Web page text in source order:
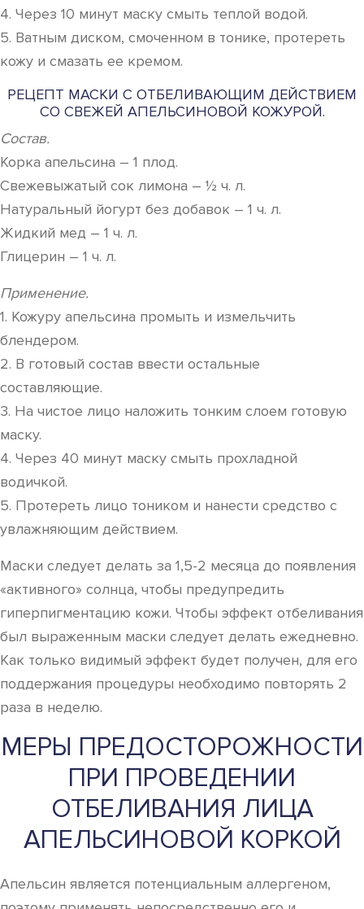
4. Через 10 минут маску смыть теплой водой.
5. Ватным диском, смоченном в тонике, протереть
кожу и смазать ее кремом.
РЕЦЕПТ МАСКИ С ОТБЕЛИВАЮЩИМ ДЕЙСТВИЕМ
СО СВЕЖЕЙ АПЕЛЬСИНОВОЙ КОЖУРОЙ.
Состав.
Корка апельсина – 1 плод.
Свежевыжатый сок лимона – ½ ч. л.
Натуральный йогурт без добавок – 1 ч. л.
Жидкий мед – 1 ч. л.
Глицерин – 1 ч. л.
Применение.
1. Кожуру апельсина промыть и измельчить
блендером.
2. В готовый состав ввести остальные
составляющие.
3. На чистое лицо наложить тонким слоем готовую
маску.
4. Через 40 минут маску смыть прохладной
водичкой.
5. Протереть лицо тоником и нанести средство с
увлажняющим действием.
Маски следует делать за 1,5-2 месяца до появления
«активного» солнца, чтобы предупредить
гиперпигментацию кожи. Чтобы эффект отбеливания
был выраженным маски следует делать ежедневно.
Как только видимый эффект будет получен, для его
поддержания процедуры необходимо повторять 2
раза в неделю.
МЕРЫ ПРЕДОСТОРОЖНОСТИ
ПРИ ПРОВЕДЕНИИ
ОТБЕЛИВАНИЯ ЛИЦА
АПЕЛЬСИНОВОЙ КОРКОЙ
Апельсин является потенциальным аллергеном,